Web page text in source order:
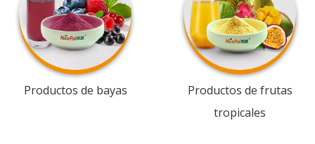
Productos de bayas
Productos de frutas
tropicales